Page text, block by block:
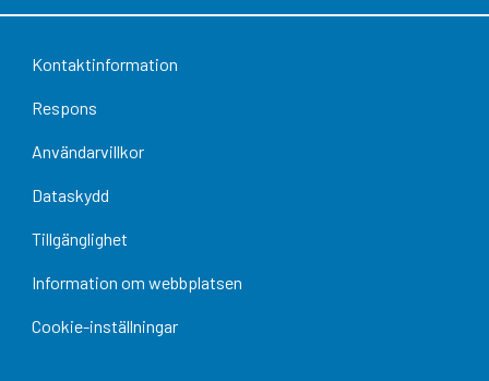
Kontaktinformation
Respons
Användarvillkor
Dataskydd
Tillgänglighet
Information om webbplatsen
Cookie-inställningar